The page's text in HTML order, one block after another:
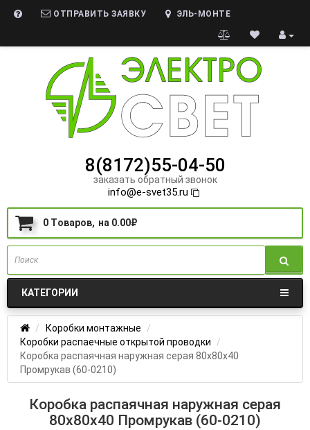
ОТПРАВИТЬ ЗАЯВКУ ЭЛЬ-МОНТЕ
8(8172)55-04-50
заказать обратный звонок
info@e-svet35.ru
0 Tоваров, на 0.00₽
КАТЕГОРИИ
Коробки монтажные
Коробки распаечные открытой проводки
Коробка распаячная наружная серая 80х80х40
Промрукав (60-0210)
Коробка распаячная наружная серая
80х80х40 Промрукав (60-0210)